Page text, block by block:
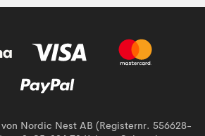
Nordic Nest AB (Registernr. 556628-